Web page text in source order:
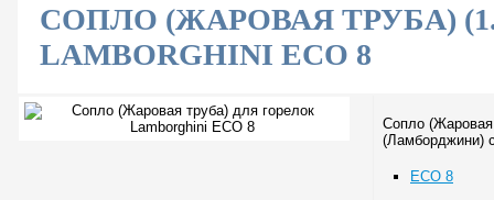
СОПЛО (ЖАРОВАЯ ТРУБА)
LAMBORGHINI ECO 8
Сопло (Жаровая
(Ламборджини)
ECO 8